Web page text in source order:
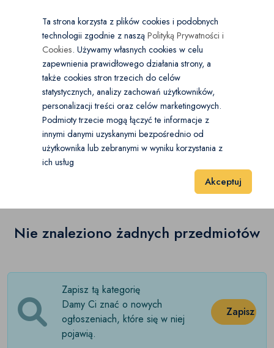
Wybierz kategorię
Antykwariat(0)
Open submenu
Stara biżuteria(0)
Stara ceramika
Stare instrumenty(0)
Stare meble(0)
Stare posrebrzane(0)
Stara porcelana(0)
×
Kraj PL
PLN
Antyki i Kolekcje Antyki Pozostałe
Pozostałe (0)
20 60
Nie znaleziono żadnych przedmiotów
Zapisz tą kategorię
Damy Ci znać o nowych
ogłoszeniach, które się w niej
pojawią.
Zapisz
Ta strona korzysta z plików cookies i podobnych
technologii zgodnie z nasząPolityką Prywatności i
Cookies. Używamy własnych cookies w celu
zapewnienia prawidłowego działania strony, a
także cookies stron trzecich do celów
statystycznych, analizy zachowań użytkowników,
personalizacji treści oraz celów marketingowych.
Podmioty trzecie mogą łączyć te informacje z
innymi danymi uzyskanymi bezpośrednio od
użytkownika lub zebranymi w wyniku korzystania z
ich usług
Akceptuj